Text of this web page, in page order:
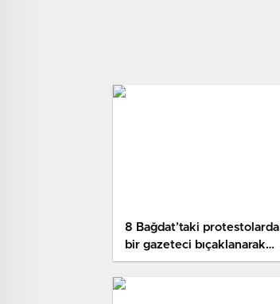
8 Bağdat’taki protestolarda
bir gazeteci bıçaklanarak
öldürüldü